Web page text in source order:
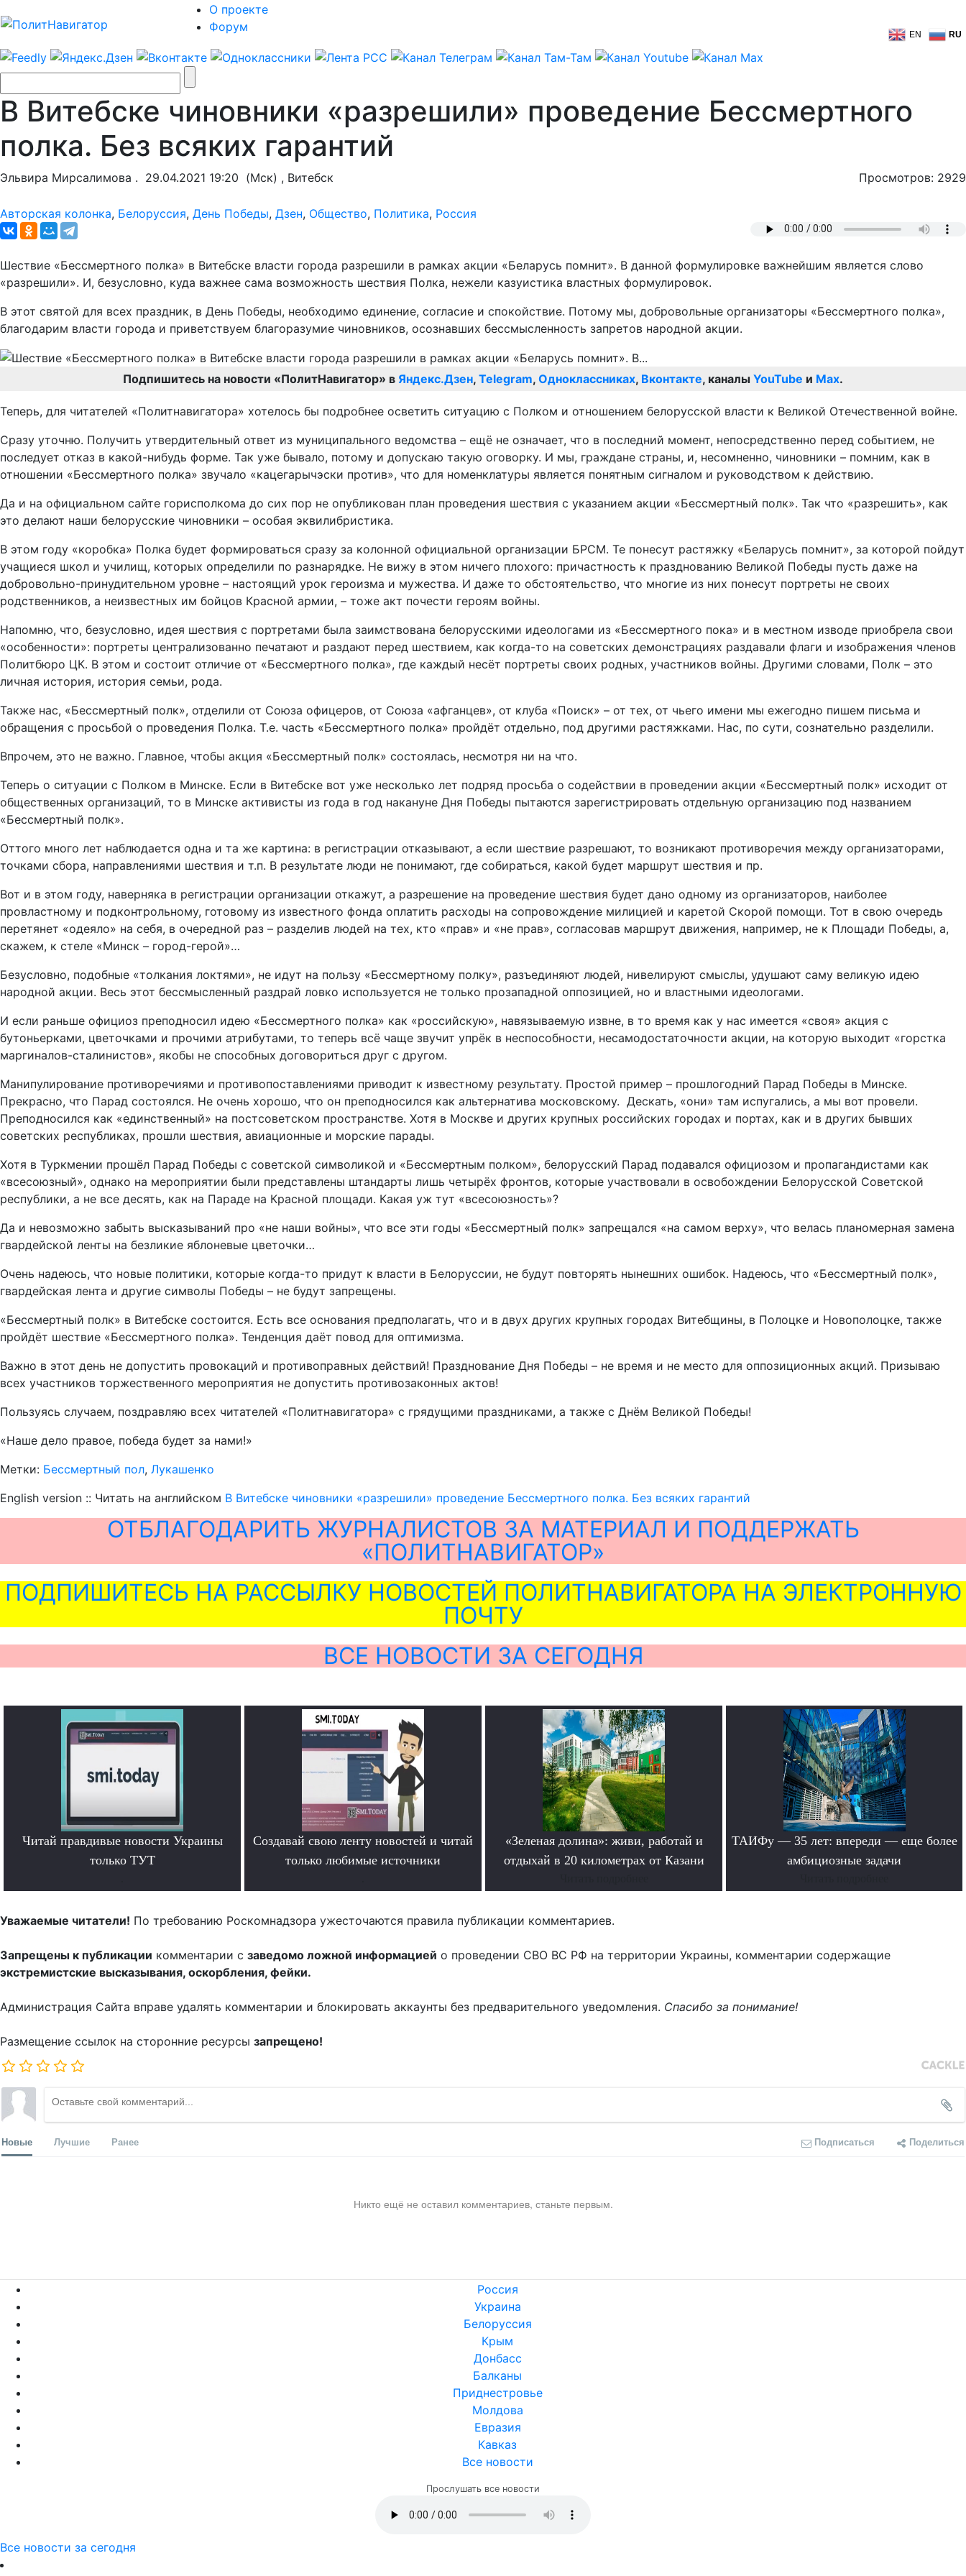
О проекте
Форум
EN RU
В Витебске чиновники «разрешили» проведение Бессмертного
полка. Без всяких гарантий
Эльвира Мирсалимова . 29.04.2021 19:20 (Мск) , Витебск Просмотров: 2929
Авторская колонка, Белоруссия, День Победы, Дзен, Общество, Политика, Россия
Шествие «Бессмертного полка» в Витебске власти города разрешили в рамках акции «Беларусь помнит». В данной формулировке важнейшим является слово
«разрешили». И, безусловно, куда важнее сама возможность шествия Полка, нежели казуистика властных формулировок.
В этот святой для всех праздник, в День Победы, необходимо единение, согласие и спокойствие. Потому мы, добровольные организаторы «Бессмертного полка»,
благодарим власти города и приветствуем благоразумие чиновников, осознавших бессмысленность запретов народной акции.
Подпишитесь на новости «ПолитНавигатор» в Яндекс.Дзен, Telegram, Одноклассниках, Вконтакте, каналы YouTube и Max.
Теперь, для читателей «Политнавигатора» хотелось бы подробнее осветить ситуацию с Полком и отношением белорусской власти к Великой Отечественной войне.
Сразу уточню. Получить утвердительный ответ из муниципального ведомства – ещё не означает, что в последний момент, непосредственно перед событием, не
последует отказ в какой-нибудь форме. Так уже бывало, потому и допускаю такую оговорку. И мы, граждане страны, и, несомненно, чиновники – помним, как в
отношении «Бессмертного полка» звучало «кацегарычэски против», что для номенклатуры является понятным сигналом и руководством к действию.
Да и на официальном сайте горисполкома до сих пор не опубликован план проведения шествия с указанием акции «Бессмертный полк». Так что «разрешить», как
это делают наши белорусские чиновники – особая эквилибристика.
В этом году «коробка» Полка будет формироваться сразу за колонной официальной организации БРСМ. Те понесут растяжку «Беларусь помнит», за которой пойдут
учащиеся школ и училищ, которых определили по разнарядке. Не вижу в этом ничего плохого: причастность к празднованию Великой Победы пусть даже на
добровольно-принудительном уровне – настоящий урок героизма и мужества. И даже то обстоятельство, что многие из них понесут портреты не своих
родственников, а неизвестных им бойцов Красной армии, – тоже акт почести героям войны.
Напомню, что, безусловно, идея шествия с портретами была заимствована белорусскими идеологами из «Бессмертного пока» и в местном изводе приобрела свои
«особенности»: портреты централизованно печатают и раздают перед шествием, как когда-то на советских демонстрациях раздавали флаги и изображения членов
Политбюро ЦК. В этом и состоит отличие от «Бессмертного полка», где каждый несёт портреты своих родных, участников войны. Другими словами, Полк – это
личная история, история семьи, рода.
Также нас, «Бессмертный полк», отделили от Союза офицеров, от Союза «афганцев», от клуба «Поиск» – от тех, от чьего имени мы ежегодно пишем письма и
обращения с просьбой о проведения Полка. Т.е. часть «Бессмертного полка» пройдёт отдельно, под другими растяжками. Нас, по сути, сознательно разделили.
Впрочем, это не важно. Главное, чтобы акция «Бессмертный полк» состоялась, несмотря ни на что.
Теперь о ситуации с Полком в Минске. Если в Витебске вот уже несколько лет подряд просьба о содействии в проведении акции «Бессмертный полк» исходит от
общественных организаций, то в Минске активисты из года в год накануне Дня Победы пытаются зарегистрировать отдельную организацию под названием
«Бессмертный полк».
Оттого много лет наблюдается одна и та же картина: в регистрации отказывают, а если шествие разрешают, то возникают противоречия между организаторами,
точками сбора, направлениями шествия и т.п. В результате люди не понимают, где собираться, какой будет маршрут шествия и пр.
Вот и в этом году, наверняка в регистрации организации откажут, а разрешение на проведение шествия будет дано одному из организаторов, наиболее
провластному и подконтрольному, готовому из известного фонда оплатить расходы на сопровождение милицией и каретой Скорой помощи. Тот в свою очередь
перетянет «одеяло» на себя, в очередной раз – разделив людей на тех, кто «прав» и «не прав», согласовав маршрут движения, например, не к Площади Победы, а,
скажем, к стеле «Минск – город-герой»…
Безусловно, подобные «толкания локтями», не идут на пользу «Бессмертному полку», разъединяют людей, нивелируют смыслы, удушают саму великую идею
народной акции. Весь этот бессмысленный раздрай ловко используется не только прозападной оппозицией, но и властными идеологами.
И если раньше официоз преподносил идею «Бессмертного полка» как «российскую», навязываемую извне, в то время как у нас имеется «своя» акция с
бутоньерками, цветочками и прочими атрибутами, то теперь всё чаще звучит упрёк в неспособности, несамодостаточности акции, на которую выходит «горстка
маргиналов-сталинистов», якобы не способных договориться друг с другом.
Манипулирование противоречиями и противопоставлениями приводит к известному результату. Простой пример – прошлогодний Парад Победы в Минске.
Прекрасно, что Парад состоялся. Не очень хорошо, что он преподносился как альтернатива московскому. Дескать, «они» там испугались, а мы вот провели.
Преподносился как «единственный» на постсоветском пространстве. Хотя в Москве и других крупных российских городах и портах, как и в других бывших
советских республиках, прошли шествия, авиационные и морские парады.
Хотя в Туркмении прошёл Парад Победы с советской символикой и «Бессмертным полком», белорусский Парад подавался официозом и пропагандистами как
«всесоюзный», однако на мероприятии были представлены штандарты лишь четырёх фронтов, которые участвовали в освобождении Белорусской Советской
республики, а не все десять, как на Параде на Красной площади. Какая уж тут «всесоюзность»?
Да и невозможно забыть высказываний про «не наши войны», что все эти годы «Бессмертный полк» запрещался «на самом верху», что велась планомерная замена
гвардейской ленты на безликие яблоневые цветочки…
Очень надеюсь, что новые политики, которые когда-то придут к власти в Белоруссии, не будут повторять нынешних ошибок. Надеюсь, что «Бессмертный полк»,
гвардейская лента и другие символы Победы – не будут запрещены.
«Бессмертный полк» в Витебске состоится. Есть все основания предполагать, что и в двух других крупных городах Витебщины, в Полоцке и Новополоцке, также
пройдёт шествие «Бессмертного полка». Тенденция даёт повод для оптимизма.
Важно в этот день не допустить провокаций и противоправных действий! Празднование Дня Победы – не время и не место для оппозиционных акций. Призываю
всех участников торжественного мероприятия не допустить противозаконных актов!
Пользуясь случаем, поздравляю всех читателей «Политнавигатора» с грядущими праздниками, а также с Днём Великой Победы!
«Наше дело правое, победа будет за нами!»
Метки: Бессмертный пол, Лукашенко
English version :: Читать на английском В Витебске чиновники «разрешили» проведение Бессмертного полка. Без всяких гарантий
ОТБЛАГОДАРИТЬ ЖУРНАЛИСТОВ ЗА МАТЕРИАЛ И ПОДДЕРЖАТЬ
«ПОЛИТНАВИГАТОР»
ПОДПИШИТЕСЬ НА РАССЫЛКУ НОВОСТЕЙ ПОЛИТНАВИГАТОРА НА ЭЛЕКТРОННУЮ
ПОЧТУ
ВСЕ НОВОСТИ ЗА СЕГОДНЯ
Читай правдивые новости Украины
только ТУТ
Создавай свою ленту новостей и читай
только любимые источники
«Зеленая долина»: живи, работай и
отдыхай в 20 километрах от Казани
ТАИФу — 35 лет: впереди — еще более
амбициозные задачи
Уважаемые читатели! По требованию Роскомнадзора ужесточаются правила публикации комментариев.
Запрещены к публикации комментарии с заведомо ложной информацией о проведении СВО ВС РФ на территории Украины, комментарии содержащие
экстремистские высказывания, оскорбления, фейки.
Администрация Сайта вправе удалять комментарии и блокировать аккаунты без предварительного уведомления. Спасибо за понимание!
Размещение ссылок на сторонние ресурсы запрещено!
Новые Лучшие Ранее Подписаться Поделиться
Никто ещё не оставил комментариев, станьте первым.
Россия
Украина
Белоруссия
Крым
Донбасс
Балканы
Приднестровье
Молдова
Евразия
Кавказ
Все новости
Прослушать все новости
Все новости за сегодня